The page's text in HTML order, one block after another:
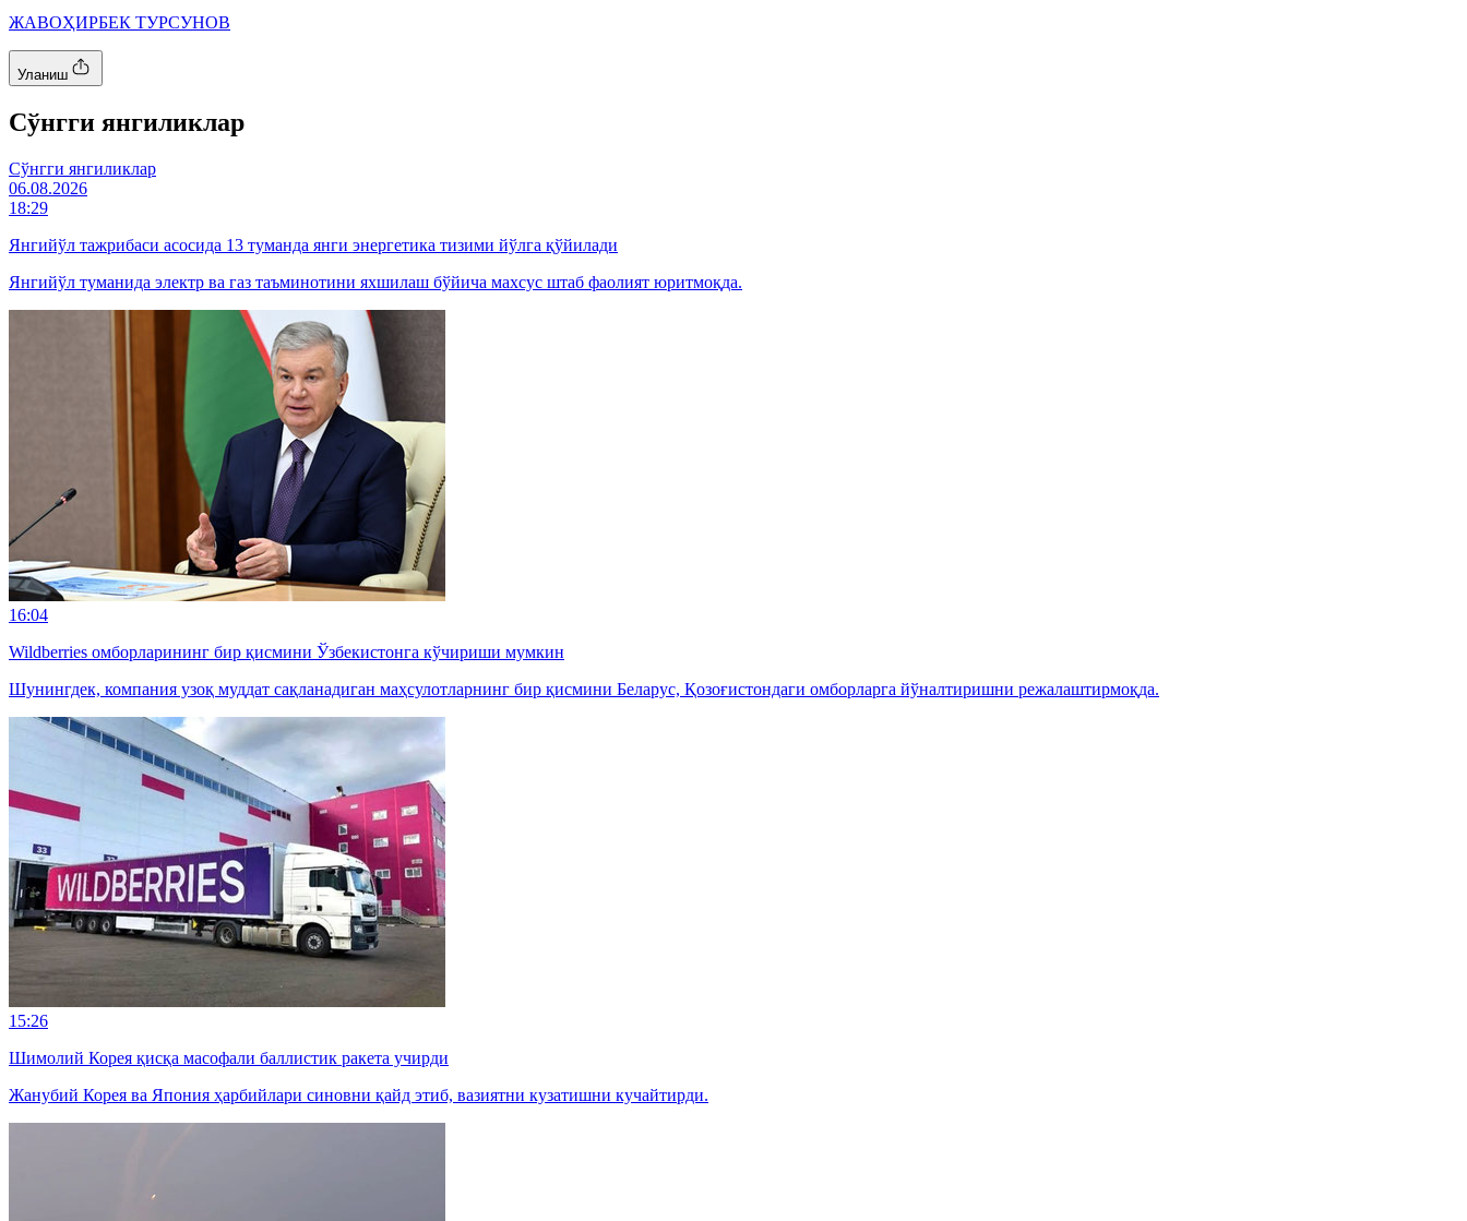
ЖАВОҲИРБЕК ТУРСУНОВ
Уланиш
Cўнгги янгиликлар
Cўнгги янгиликлар
06.08.2026
18:29
Янгийўл тажрибаси асосида 13 туманда янги энергетика тизими йўлга қўйилади
Янгийўл туманида электр ва газ таъминотини яхшилаш бўйича махсус штаб фаолият юритмоқда.
16:04
Wildberries омборларининг бир қисмини Ўзбекистонга кўчириши мумкин
Шунингдек, компания узоқ муддат сақланадиган маҳсулотларнинг бир қисмини Беларус, Қозоғистондаги омборларга йўналтиришни режалаштирмоқда.
15:26
Шимолий Корея қисқа масофали баллистик ракета учирди
Жанубий Корея ва Япония ҳарбийлари синовни қайд этиб, вазиятни кузатишни кучайтирди.